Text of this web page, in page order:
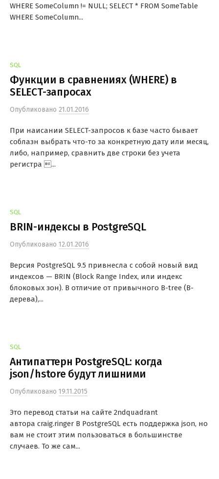
WHERE SomeColumn != NULL; SELECT * FROM SomeTable
WHERE SomeColumn...
SQL
Функции в сравнениях (WHERE) в
SELECT-запросах
Опубликовано 21.01.2016
При наисании SELECT-запросов к базе часто бывает
соблазн выбрать что-то за конкретную дату или месяц,
либо, например, сравнить две строки без учета
регистра ...
SQL
BRIN-индексы в PostgreSQL
Опубликовано 12.01.2016
Версия PostgreSQL 9.5 привнесла с собой новый вид
индексов — BRIN (Block Range Index, или индекс
блоковых зон). В отличие от привычного B-tree (B-
дерева),...
SQL
Антипаттерн PostgreSQL: когда
json/hstore будут лишними
Опубликовано 19.11.2015
Это перевод статьи на сайте 2ndquadrant
автора craig.ringer В PostgreSQL есть поддержка json, но
вам не стоит этим пользоваться в большинстве
случаев. То же сам...